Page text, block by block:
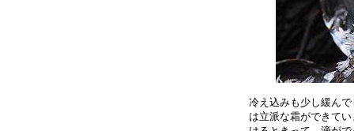
冷え込みも少し緩ん
は立派な霜ができて